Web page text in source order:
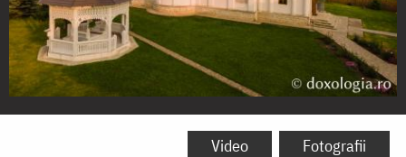
Biserica
Video Fotografii